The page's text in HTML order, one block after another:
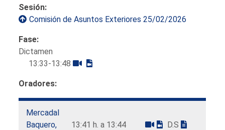
Sesión:
Comisión de Asuntos Exteriores 25/02/2026
Fase:
Dictamen
13:33-13:48
Oradores:
Mercadal
Baquero,
13:41 h. a 13:44
D.S